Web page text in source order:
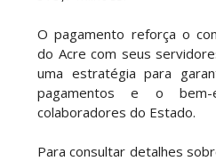
O pagamento reforça o
do Acre com seus
uma estratégia para
pagamentos e o bem-
colaboradores do Estado.
Para consultar detalhes